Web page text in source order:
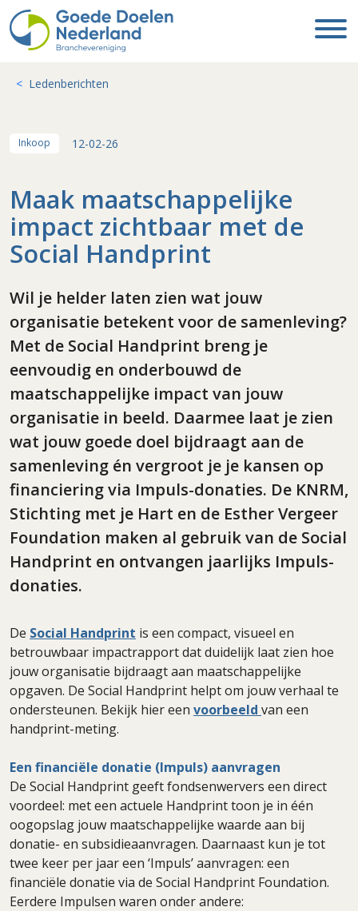
Ledenberichten
Inkoop 12-02-26
Maak maatschappelijke
impact zichtbaar met de
Social Handprint
Wil je helder laten zien wat jouw
organisatie betekent voor de samenleving?
Met de Social Handprint breng je
eenvoudig en onderbouwd de
maatschappelijke impact van jouw
organisatie in beeld. Daarmee laat je zien
wat jouw goede doel bijdraagt aan de
samenleving én vergroot je je kansen op
financiering via Impuls-donaties. De KNRM,
Stichting met je Hart en de Esther Vergeer
Foundation maken al gebruik van de Social
Handprint en ontvangen jaarlijks Impuls-
donaties.
De Social Handprint is een compact, visueel en
betrouwbaar impactrapport dat duidelijk laat zien hoe
jouw organisatie bijdraagt aan maatschappelijke
opgaven. De Social Handprint helpt om jouw verhaal te
ondersteunen. Bekijk hier een voorbeeld van een
handprint-meting.
Een financiële donatie (Impuls) aanvragen
De Social Handprint geeft fondsenwervers een direct
voordeel: met een actuele Handprint toon je in één
oogopslag jouw maatschappelijke waarde aan bij
donatie- en subsidieaanvragen. Daarnaast kun je tot
twee keer per jaar een ‘Impuls’ aanvragen: een
financiële donatie via de Social Handprint Foundation.
Eerdere Impulsen waren onder andere: